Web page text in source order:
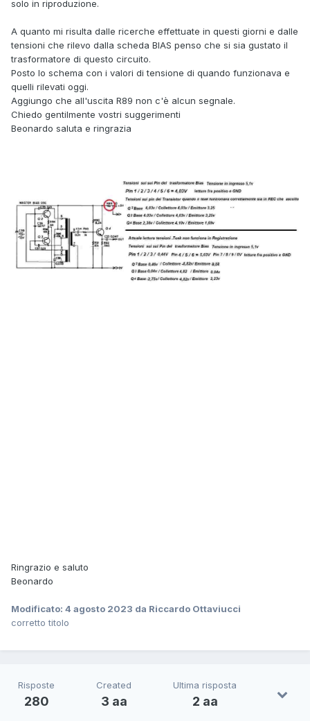
solo in riproduzione.
A quanto mi risulta dalle ricerche effettuate in questi giorni e dalle
tensioni che rilevo dalla scheda BIAS penso che si sia gustato il
trasformatore di questo circuito.
Posto lo schema con i valori di tensione di quando funzionava e
quelli rilevati oggi.
Aggiungo che all'uscita R89 non c'è alcun segnale.
Chiedo gentilmente vostri suggerimenti
Beonardo saluta e ringrazia
Ringrazio e saluto
Beonardo
Modificato: 4 agosto 2023 da Riccardo Ottaviucci
corretto titolo
Risposte
280
Created
3 aa
Ultima risposta
2 aa